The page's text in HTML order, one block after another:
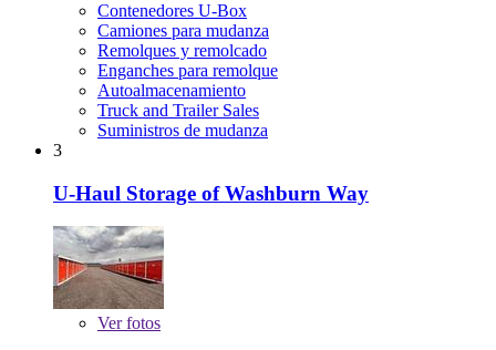
Contenedores U-Box
Camiones para mudanza
Remolques y remolcado
Enganches para remolque
Autoalmacenamiento
Truck and Trailer Sales
Suministros de mudanza
3
U-Haul Storage of Washburn Way
Verfotos